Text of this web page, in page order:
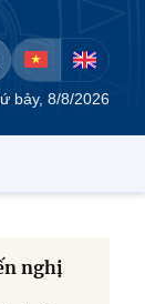
bảy, 8/8/2026
nghị